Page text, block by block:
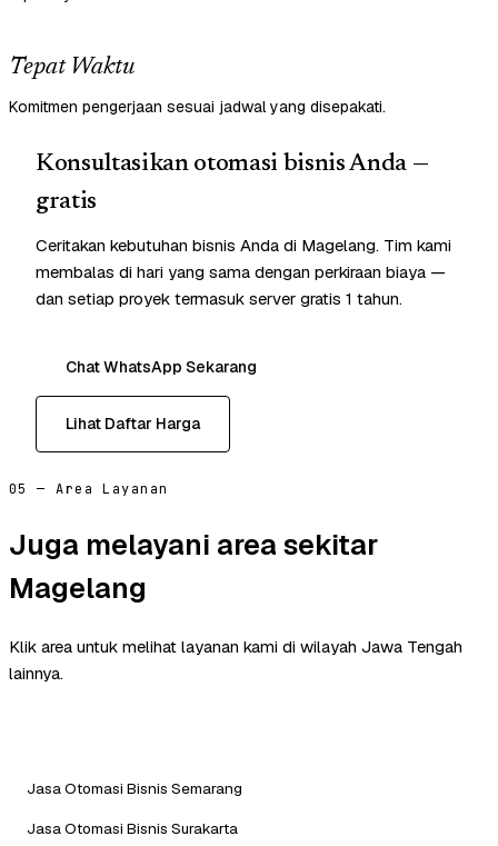
Tepat Waktu
Komitmen pengerjaan sesuai jadwal yang disepakati.
Konsultasikan otomasi bisnis Anda —
gratis
Ceritakan kebutuhan bisnis Anda di Magelang. Tim kami
membalas di hari yang sama dengan perkiraan biaya —
dan setiap proyek termasuk server gratis 1 tahun.
Chat WhatsApp Sekarang
Lihat Daftar Harga
05 — Area Layanan
Juga melayani area sekitar
Magelang
Klik area untuk melihat layanan kami di wilayah Jawa Tengah
lainnya.
Jasa Otomasi Bisnis Semarang
Jasa Otomasi Bisnis Surakarta